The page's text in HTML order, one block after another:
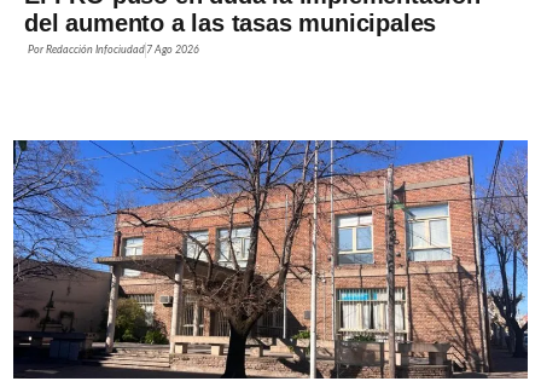
del aumento a las tasas municipales
PorRedacción Infociudad 7 Ago 2026